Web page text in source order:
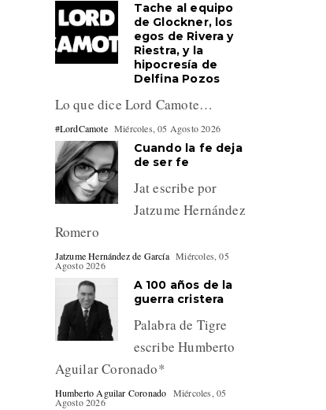
Tache al equipo
de Glockner, los
egos de Rivera y
Riestra, y la
hipocresía de
Delfina Pozos
Lo que dice Lord Camote…
#LordCamote Miércoles, 05 Agosto 2026
Cuando la fe deja
de ser fe
Jat escribe por
Jatzume Hernández
Romero
Jatzume Hernández de García Miércoles, 05
Agosto 2026
A 100 años de la
guerra cristera
Palabra de Tigre
escribe Humberto
Aguilar Coronado*
Humberto Aguilar Coronado Miércoles, 05
Agosto 2026